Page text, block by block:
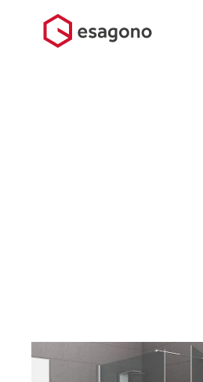
contenuto